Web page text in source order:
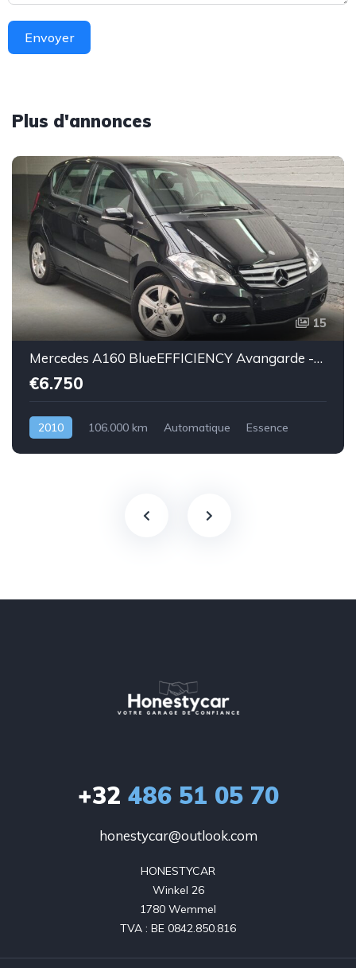
Envoyer
Plus d'annonces
15
Mercedes A160 BlueEFFICIENCY Avangarde -essence euro 5-2010-106.000km-Top état -Garantie
€6.750
2010 106.000 km Automatique Essence
+32 486 51 05 70
honestycar@outlook.com
HONESTYCAR
Winkel 26
1780 Wemmel
TVA : BE 0842.850.816